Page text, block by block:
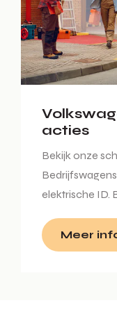
acties
Bekijk onze
elektrische ID.
Meer